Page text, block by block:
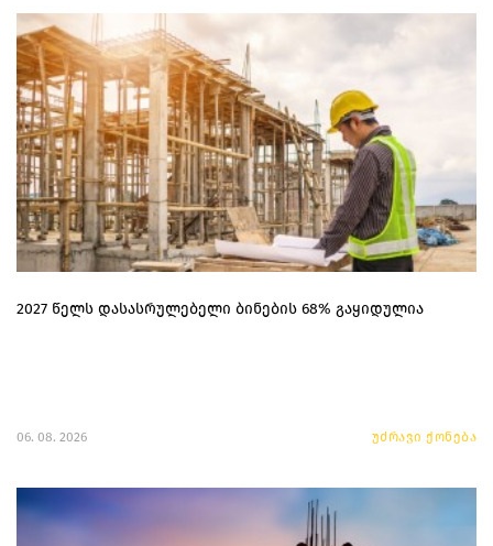
2027 წელს დასასრულებელი ბინების 68% გაყიდულია
06. 08. 2026 უძრავი ქონება